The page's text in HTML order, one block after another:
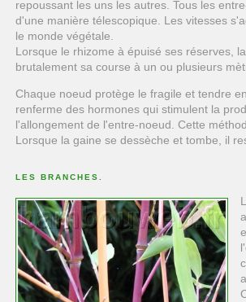
repoussant les uns les autres. Tous les
d'une manière télescopique. Les vitesses
le monde végétale.
Lorsque le rhizome à épuisé ses réserves,
brutalement sa course à un ou plusieurs
Chaque noeud protège le fragile et tendre
renferme des hormones qui stimulent la
l'allongement de l'entre-noeud. Cette
Lorsque la gaine se dessèche et tombe, il
LES BRANCHES.